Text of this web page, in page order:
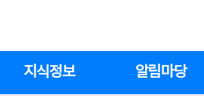
지식정보 알림마당